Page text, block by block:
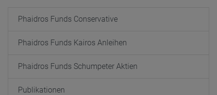
Phaidros Funds Conservative
Phaidros Funds Kairos Anleihen
Phaidros Funds Schumpeter Aktien
Publikationen